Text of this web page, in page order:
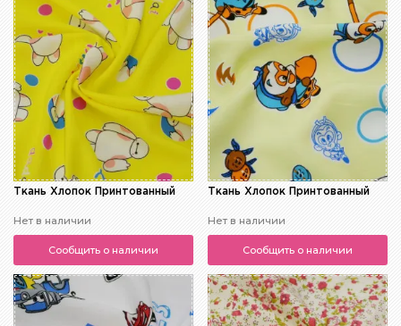
Ткань Хлопок Принтованный
Нет в наличии
Сообщить о наличии
Ткань Хлопок Принтованный
Нет в наличии
Сообщить о наличии